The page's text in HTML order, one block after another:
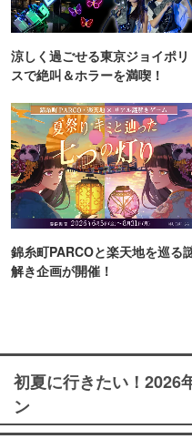
涼しく過ごせる東京ジョイポリ
スで絶叫＆ホラーを満喫！
錦糸町PARCOと楽天地を巡る
解き企画が開催！
初夏に行きたい！2026
ン